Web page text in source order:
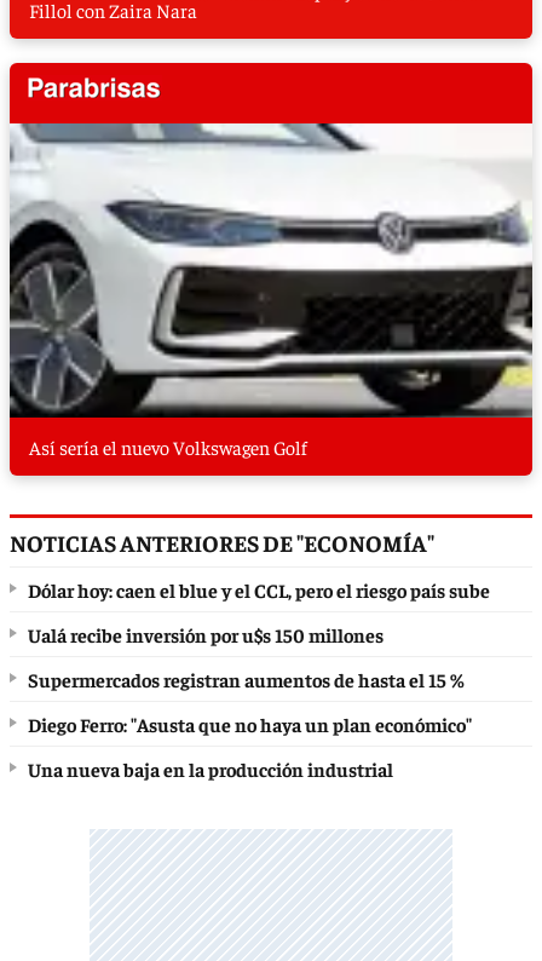
Fillol con Zaira Nara
Así sería el nuevo Volkswagen Golf
NOTICIAS ANTERIORES DE "ECONOMÍA"
Dólar hoy: caen el blue y el CCL, pero el riesgo país sube
Ualá recibe inversión por u$s 150 millones
Supermercados registran aumentos de hasta el 15 %
Diego Ferro: "Asusta que no haya un plan económico"
Una nueva baja en la producción industrial